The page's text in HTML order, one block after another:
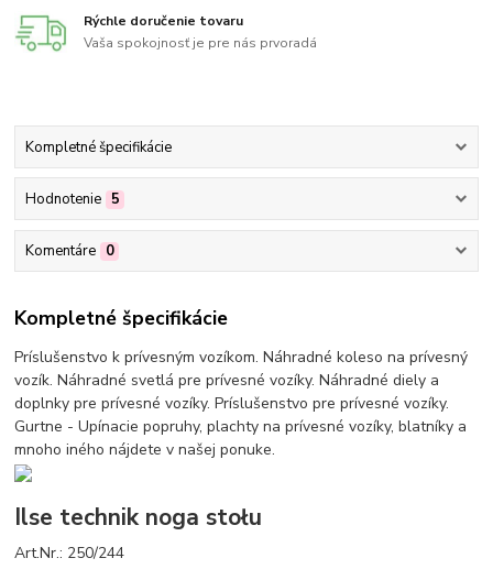
Rýchle doručenie tovaru
Vaša spokojnosť je pre nás prvoradá
Kompletné špecifikácie
Hodnotenie 5
Komentáre 0
Kompletné špecifikácie
Príslušenstvo k prívesným vozíkom. Náhradné koleso na prívesný
vozík. Náhradné svetlá pre prívesné vozíky. Náhradné diely a
doplnky pre prívesné vozíky. Príslušenstvo pre prívesné vozíky.
Gurtne - Upínacie popruhy, plachty na prívesné vozíky, blatníky a
mnoho iného nájdete v našej ponuke.
Ilse technik noga stołu
Art.Nr.: 250/244